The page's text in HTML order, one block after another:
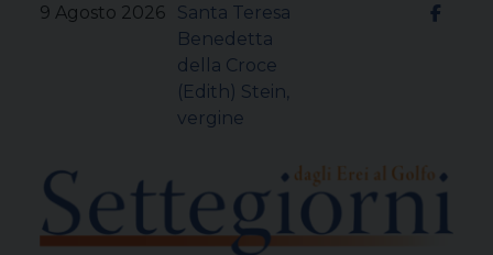
9 Agosto 2026
Santa Teresa
Benedetta
della Croce
(Edith) Stein,
vergine